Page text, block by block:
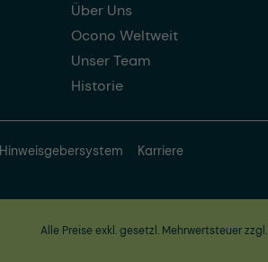
Über Uns
Ocono Weltweit
Unser Team
Historie
Hinweisgebersystem Karriere
Alle Preise exkl. gesetzl. Mehrwertsteuer zzgl.